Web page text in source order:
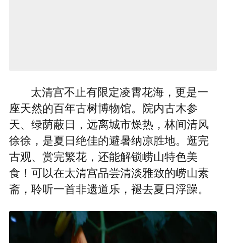
太清宫不止有限定凌霄花海，更是一
座天然的百年古树博物馆。院内古木参
天、绿荫蔽日，远离城市燥热，林间清风
徐徐，是夏日绝佳的避暑纳凉胜地。逛完
古观、赏完繁花，还能解锁崂山特色美
食！可以在太清宫品尝清淡雅致的崂山素
斋，聆听一首非遗道乐，褪去夏日浮躁。